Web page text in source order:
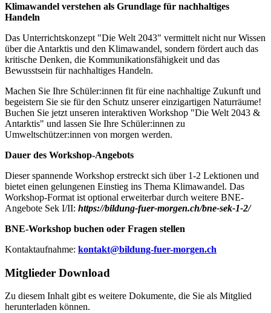
Klimawandel verstehen als Grundlage für nachhaltiges
Handeln
Das Unterrichtskonzept "Die Welt 2043" vermittelt nicht nur Wissen
über die Antarktis und den Klimawandel, sondern fördert auch das
kritische Denken, die Kommunikationsfähigkeit und das
Bewusstsein für nachhaltiges Handeln.
Machen Sie Ihre Schüler:innen fit für eine nachhaltige Zukunft und
begeistern Sie sie für den Schutz unserer einzigartigen Naturräume!
Buchen Sie jetzt unseren interaktiven Workshop "Die Welt 2043 &
Antarktis" und lassen Sie Ihre Schüler:innen zu
Umweltschützer:innen von morgen werden.
Dauer des Workshop-Angebots
Dieser spannende Workshop erstreckt sich über 1-2 Lektionen und
bietet einen gelungenen Einstieg ins Thema Klimawandel. Das
Workshop-Format ist optional erweiterbar durch weitere BNE-
Angebote Sek I/II: https://bildung-fuer-morgen.ch/bne-sek-1-2/
BNE-Workshop buchen oder Fragen stellen
Kontaktaufnahme: kontakt@bildung-fuer-morgen.ch
Mitglieder Download
Zu diesem Inhalt gibt es weitere Dokumente, die Sie als Mitglied
herunterladen können.